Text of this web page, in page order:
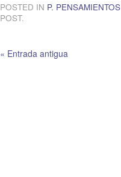
POSTED IN P. PENSAMIENTOS
POST.
« Entrada antigua